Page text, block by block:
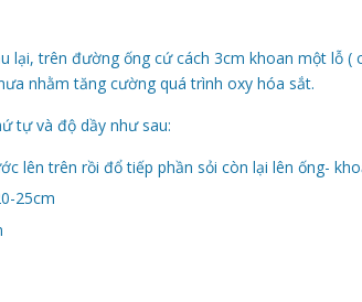
lại, trên đường ống cứ cách 3cm khoan một lỗ (
nhằm tăng cường quá trình oxy hóa sắt.
tự và độ dầy như sau:
lên trên rồi đổ tiếp phần sỏi còn lại lên ống-
25cm